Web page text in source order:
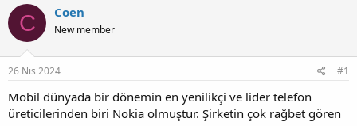
n
b
u
u
b
a
ş
a
ç
t
a
C Coen
New member
26 Nis 2024 #1
Mobil dünyada bir dönemin en yenilikçi ve lider telefon
üreticilerinden biri Nokia olmuştur. Şirketin çok rağbet gören